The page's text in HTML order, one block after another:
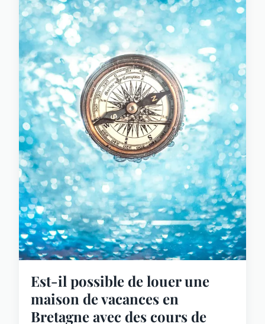
Est-il possible de louer une
maison de vacances en
Bretagne avec des cours de